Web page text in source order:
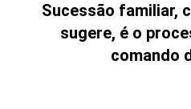
Sucessão familiar,
sugere, é o
comando